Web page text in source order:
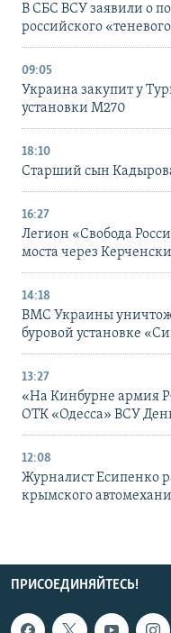
В СБС ВСУ заявили о
российского
09:05
Украина закупит у
установки M270
18:10
Старший сын
16:27
Легион «Свобода
моста через
14:18
ВМС Украины
буровой установке
13:27
«На Кинбурне армия
ОТК «Одесса» ВСУ
12:08
Журналист Есипенко
крымского
ПРИСОЕДИНЯЙТЕСЬ!